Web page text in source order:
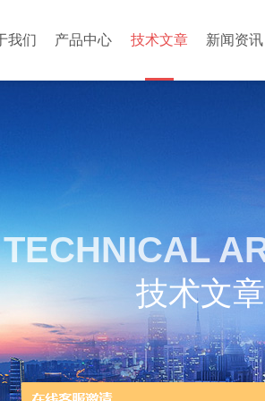
我们 产品中心 技术文章 新闻资讯
TECHNICAL
技术文章